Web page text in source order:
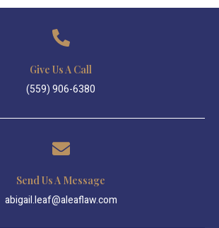
Give Us A Call
(559) 906-6380
Send Us A Message
abigail.leaf@aleaflaw.com